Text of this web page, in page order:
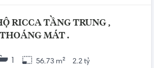
RICCA TẦNG TRUNG ,
MÁT .
1 56.73 m² 2.2 tỷ